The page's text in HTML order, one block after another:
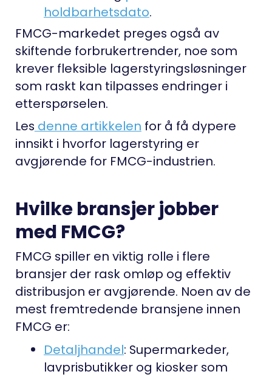
holdbarhetsdato.
FMCG-markedet preges også av
skiftende forbrukertrender, noe som
krever fleksible lagerstyringsløsninger
som raskt kan tilpasses endringer i
etterspørselen.
Les denne artikkelen for å få dypere
innsikt i hvorfor lagerstyring er
avgjørende for FMCG-industrien.
Hvilke bransjer jobber
med FMCG?
FMCG spiller en viktig rolle i flere
bransjer der rask omløp og effektiv
distribusjon er avgjørende. Noen av de
mest fremtredende bransjene innen
FMCG er:
Detaljhandel: Supermarkeder,
lavprisbutikker og kiosker som